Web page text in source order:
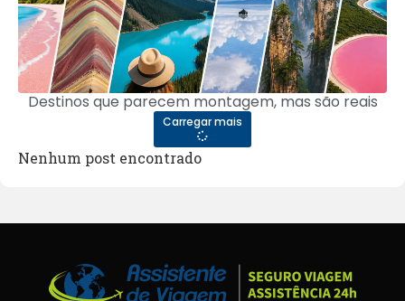
Destinos que parecem montagem, mas são reais
Carregar mais
Nenhum post encontrado